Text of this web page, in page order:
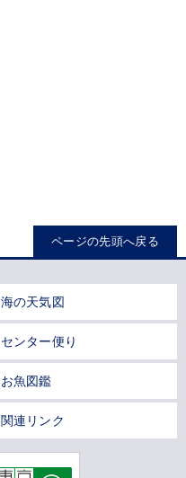
ページの先頭へ戻る
海の天気図
センター便り
お魚図鑑
関連リンク